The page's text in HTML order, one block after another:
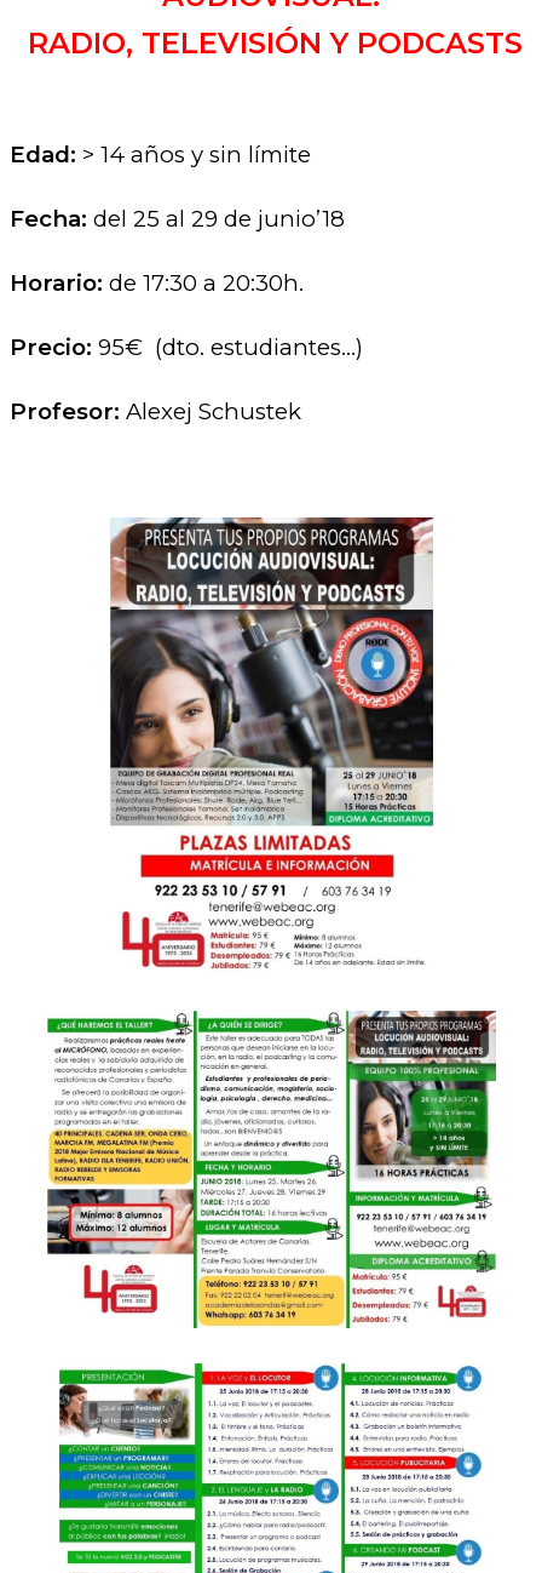
RADIO, TELEVISIÓN Y PODCASTS
Edad: > 14 años y sin límite
Fecha: del 25 al 29 de junio’18
Horario: de 17:30 a 20:30h.
Precio: 95€ (dto. estudiantes…)
Profesor: Alexej Schustek